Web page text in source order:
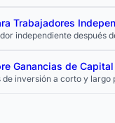
Trabajadores
independiente después
Ganancias de Capital
inversión a corto y largo